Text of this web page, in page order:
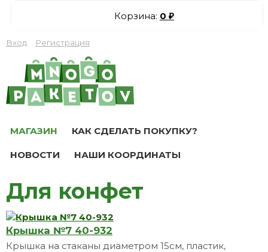
Корзина: 0 ₽
Вход Регистрация
МАГАЗИН КАК СДЕЛАТЬ ПОКУПКУ?
НОВОСТИ НАШИ КООРДИНАТЫ
Для конфет
Крышка №7 40-932
Крышка на стаканы диаметром 15см, пластик,